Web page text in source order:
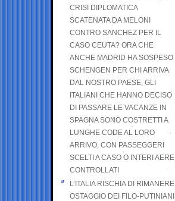
CRISI DIPLOMATICA
SCATENATA DA MELONI
CONTRO SANCHEZ PER IL
CASO CEUTA? ORA CHE
ANCHE MADRID HA SOSPESO
SCHENGEN PER CHI ARRIVA
DAL NOSTRO PAESE, GLI
ITALIANI CHE HANNO DECISO
DI PASSARE LE VACANZE IN
SPAGNA SONO COSTRETTI A
LUNGHE CODE AL LORO
ARRIVO, CON PASSEGGERI
SCELTI A CASO O INTERI AEREI
CONTROLLATI
L’ITALIA RISCHIA DI RIMANERE
OSTAGGIO DEI FILO-PUTINIANI